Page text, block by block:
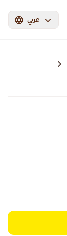
عربي